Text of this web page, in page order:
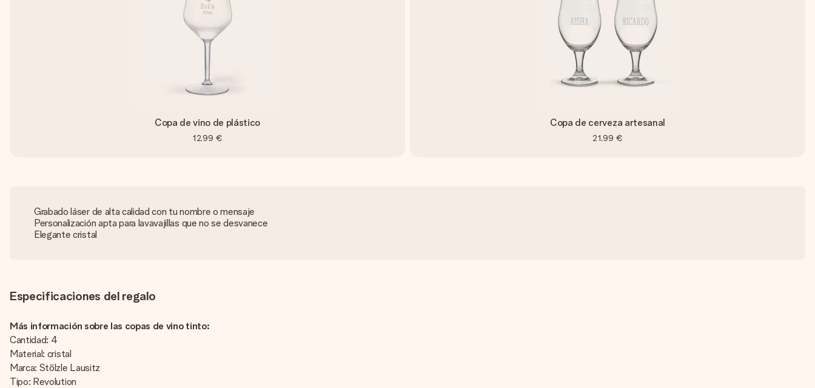
Copa de vino de plástico
12,99 €
Copa de cerveza artesanal
21,99 €
Grabado láser de alta calidad con tu nombre o mensaje
Personalización apta para lavavajillas que no se desvanece
Elegante cristal
Especificaciones del regalo
Más información sobre las copas de vino tinto:
Cantidad: 4
Material: cristal
Marca: Stölzle Lausitz
Tipo: Revolution